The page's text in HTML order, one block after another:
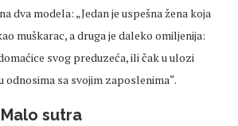
dva modela: „Jedan je uspešna žena koja
muškarac, a druga je daleko omiljenija:
svog preduzeća, ili čak u ulozi
odnosima sa svojim zaposlenima“.
sutra